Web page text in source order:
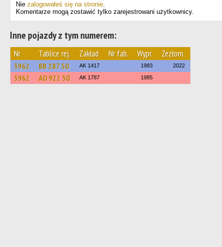
Nie zalogowałeś się na stronie.
Komentarze mogą zostawić tylko zarejestrowani użytkownicy.
Inne pojazdy z tym numerem:
Nr Tablice rej. Zakład Nr fab. Wypr. Zezłom.
3962 ВВ 287 50 AK 1417 1983 2022
3962 АО 922 50 AK 1787 1985